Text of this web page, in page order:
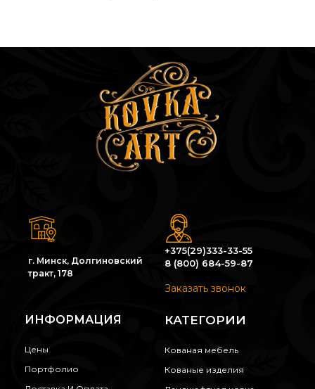
г. Минск, Долгиновский
тракт, 178
+375(29)333-33-55
8 (800) 684-59-87
Заказать звонок
ИНФОРМАЦИЯ
Цены
Портфолио
КАТЕГОРИИ
Кованая мебель
Кованые изделия